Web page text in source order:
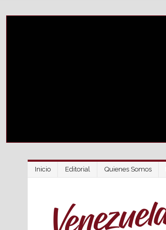
Inicio Editorial Quienes Somos